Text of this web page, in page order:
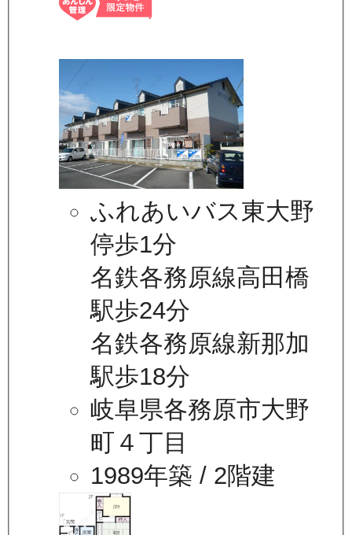
ふれあいバス東大野
停歩1分
名鉄各務原線高田橋
駅歩24分
名鉄各務原線新那加
駅歩18分
岐阜県各務原市大野
町４丁目
1989年築 / 2階建